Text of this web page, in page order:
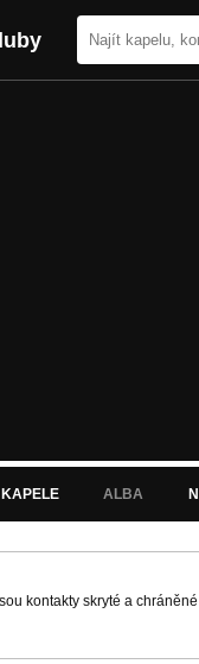
ALBA
kontakty skryté a